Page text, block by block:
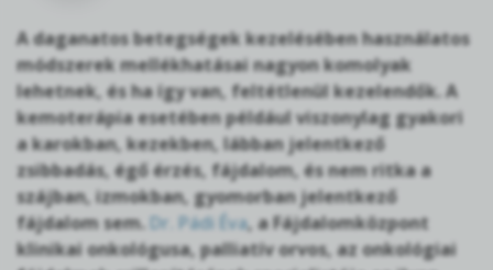
A daganatos betegségek kezelésében használatos
módszerek mellékhatásai nagyon komolyak
lehetnek, és ha így van, feltétlenül kezelendők. A
kemoterápia esetében például viszonylag gyakori
a karokban, kezekben, lábban jelentkező
zsibbadás, égő érzés, fájdalom, és nem ritka a
szájban, izmokban, gyomorban jelentkező
fájdalom sem. Dr. Pádi Éva, a Fájdalomközpont
klinikai onkológusa, palliatív orvos, az onkológiai